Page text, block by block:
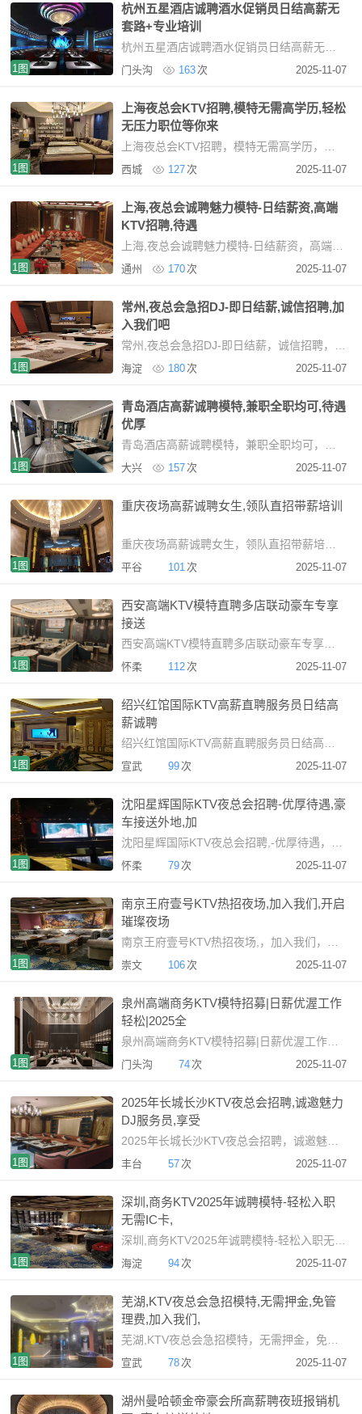
1图
杭州五星酒店诚聘酒水促销员日结高薪无
套路+专业培训
杭州五星酒店诚聘酒水促销员日结高薪无套路+专业培训杭州高端KTV诚聘女性服务精英（日薪
门头沟 163 次 2025-11-07
1图
上海夜总会KTV招聘,模特无需高学历,轻松
无压力职位等你来
西城 127 次 2025-11-07
1图
上海,夜总会诚聘魅力模特-日结薪资,高端
KTV招聘,待遇
上海,夜总会诚聘魅力模特-日结薪资，高端KTV招聘，待遇优厚，加入我们上海高端商务KTV招聘信
通州 170 次 2025-11-07
1图
常州,夜总会急招DJ-即日结薪,诚信招聘,加
入我们吧
海淀 180 次 2025-11-07
1图
青岛酒店高薪诚聘模特,兼职全职均可,待遇
优厚
大兴 157 次 2025-11-07
1图
重庆夜场高薪诚聘女生,领队直招带薪培训
重庆夜场高薪诚聘女生，领队直招带薪培训san重庆本地高
平谷 101 次 2025-11-07
1图
西安高端KTV模特直聘多店联动豪车专享
接送
西安高端KTV模特直聘多店联动豪车专享接送西安高端娱
怀柔 112 次 2025-11-07
1图
绍兴红馆国际KTV高薪直聘服务员日结高
薪诚聘
宣武 99 次 2025-11-07
1图
沈阳星辉国际KTV夜总会招聘-优厚待遇,豪
车接送外地,加
怀柔 79 次 2025-11-07
1图
南京王府壹号KTV热招夜场,加入我们,开启
璀璨夜场
崇文 106 次 2025-11-07
1图
泉州高端商务KTV模特招募|日薪优渥工作
轻松|2025全
泉州高端商务KTV模特招募|日薪优渥工作轻松|2025全新
门头沟 74 次 2025-11-07
1图
2025年长城长沙KTV夜总会招聘,诚邀魅力
DJ服务员,享受
丰台 57 次 2025-11-07
1图
深圳,商务KTV2025年诚聘模特-轻松入职
无需IC卡,
深圳,商务KTV2025年诚聘模特-轻松入职无需IC卡，夜总会
海淀 94 次 2025-11-07
1图
芜湖,KTV夜总会急招模特,无需押金,免管
理费,加入我们,
宣武 78 次 2025-11-07
湖州曼哈顿金帝豪会所高薪聘夜班报销机